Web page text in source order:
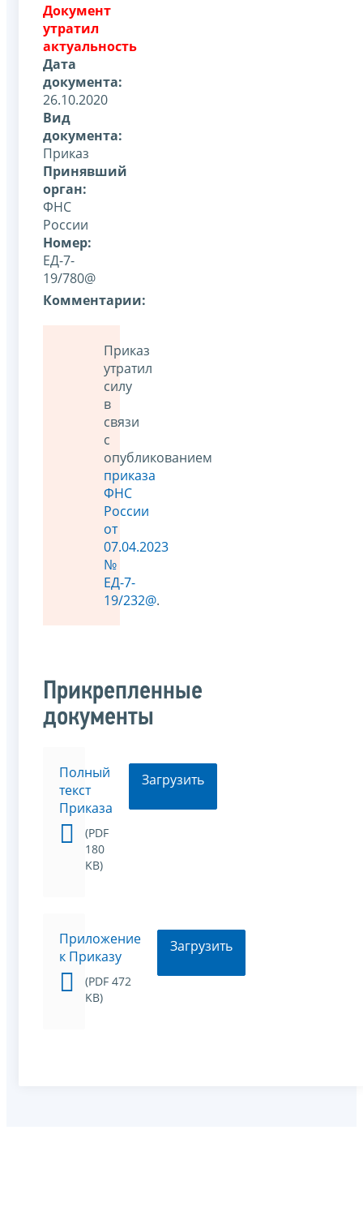
Документ
утратил
актуальность
Дата
документа:
26.10.2020
Вид
документа:
Приказ
Принявший
орган:
ФНС
России
Номер:
ЕД-7-
19/780@
Комментарии:
Приказ
утратил
силу
в
связи
с
опубликованием
приказа
ФНС
России
от
07.04.2023
№
ЕД-7-
19/232@.
Прикрепленные
документы
Полный
текст
Приказа
(PDF
180
KB)
Загрузить
Приложение
к Приказу
(PDF 472
KB)
Загрузить